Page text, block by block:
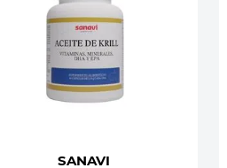
SANAVI